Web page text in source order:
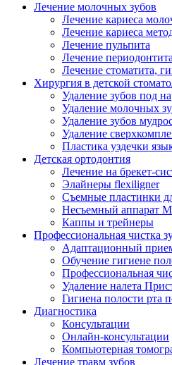
Лечение молочных зубов
Лечение кариеса
Лечение кариеса
Лечение пульпита
Лечение периодонтита
Лечение стоматита,
Хирургия в детской
Удаление зубов под
Удаление молочных
Удаление зубов
Удаление
Пластика уздечки
Детская ортодонтия
Лечение на брекет-
Элайнеры flexiligner
Съемные пластинки
Несъемный аппарат
Каппы и трейнеры
Профессиональная чистка
Адаптационный
Обучение гигиене
Профессиональная
Удаление налета
Гигиена полости рта
Диагностика
Консультации
Онлайн-консультации
Компьютерная
Лечение травм зубов